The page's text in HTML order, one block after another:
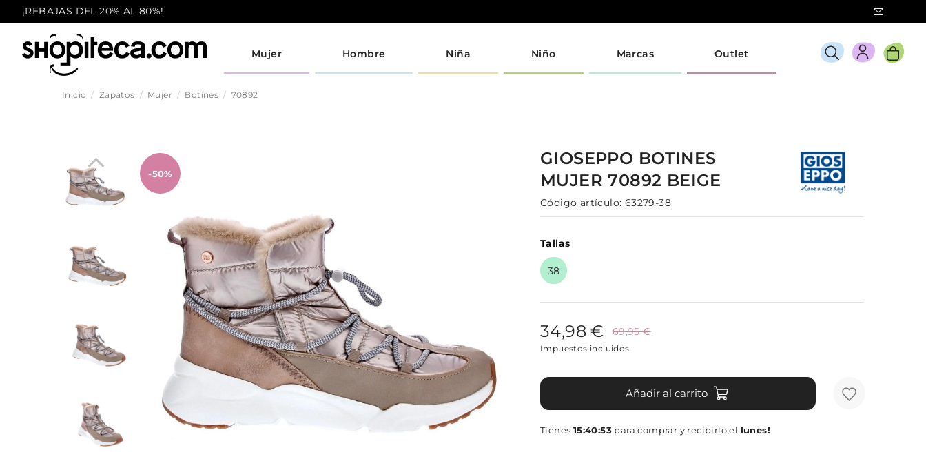
¡REBAJAS DEL 20% AL 80%!
Mujer Hombre Niña Niño Marcas Outlet
Inicio Zapatos Mujer Botines 70892
-50%
GIOSEPPO BOTINES
MUJER70892 BEIGE
Código artículo: 63279-38
Tallas
38
34,98 € 69,95 €
Impuestos incluidos
Añadir al carrito
Tienes 15:40:53 para comprar y recibirlo el lunes!